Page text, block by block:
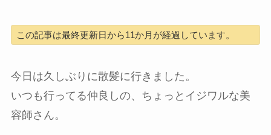
この記事は最終更新日から11か月が経過しています。
今日は久しぶりに散髪に行きました。
いつも行ってる仲良しの、ちょっとイジワルな美
容師さん。